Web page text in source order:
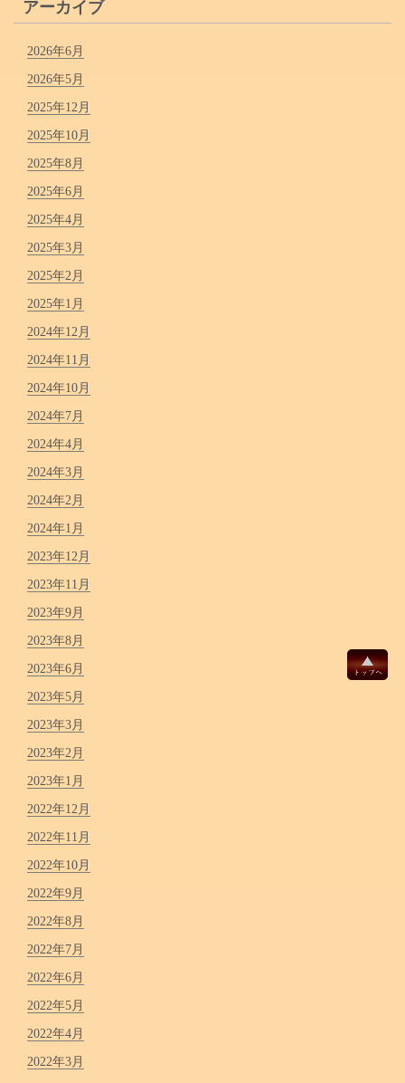
アーカイブ
2026年6月
2026年5月
2025年12月
2025年10月
2025年8月
2025年6月
2025年4月
2025年3月
2025年2月
2025年1月
2024年12月
2024年11月
2024年10月
2024年7月
2024年4月
2024年3月
2024年2月
2024年1月
2023年12月
2023年11月
2023年9月
2023年8月
2023年6月
2023年5月
2023年3月
2023年2月
2023年1月
2022年12月
2022年11月
2022年10月
2022年9月
2022年8月
2022年7月
2022年6月
2022年5月
2022年4月
2022年3月